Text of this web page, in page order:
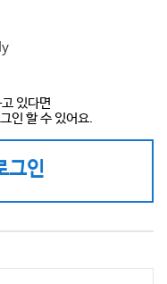
있다면
인 할 수 있어요.
그인